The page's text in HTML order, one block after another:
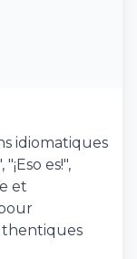
idiomatiques
es!",
et